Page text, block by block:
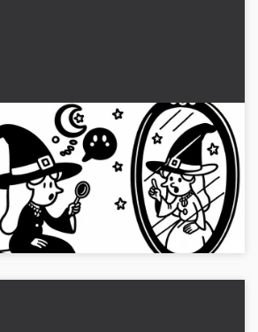
Heks taler med talende spejl om
profeti: farvelægningsbillede til
download (gratis)
Oplev heksen og det talende spejls
verden. Download det gratis
farvelægningsbillede nu....